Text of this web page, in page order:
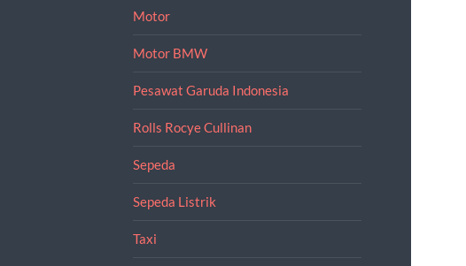
Motor
Motor BMW
Pesawat Garuda Indonesia
Rolls Rocye Cullinan
Sepeda
Sepeda Listrik
Taxi